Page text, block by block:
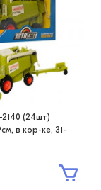
(24шт)
в кор-ке, 31-